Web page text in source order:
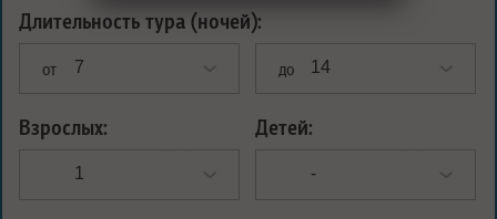
Длительность тура (ночей):
от до
Взрослых: Детей: